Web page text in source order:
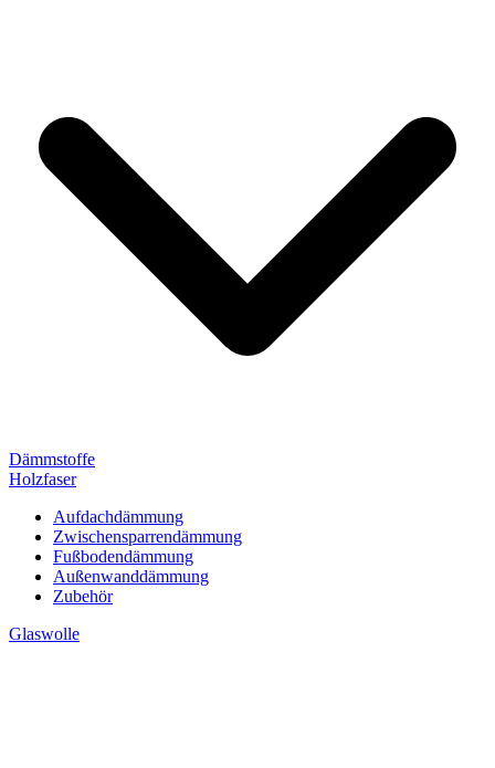
Dämmstoffe
Holzfaser
Aufdachdämmung
Zwischensparrendämmung
Fußbodendämmung
Außenwanddämmung
Zubehör
Glaswolle